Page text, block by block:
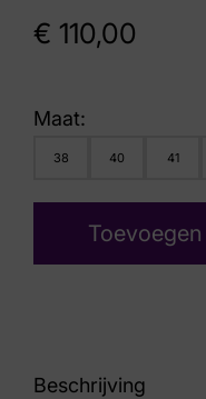
€ 110,00
Maat:
38 40 41
Beschrijving